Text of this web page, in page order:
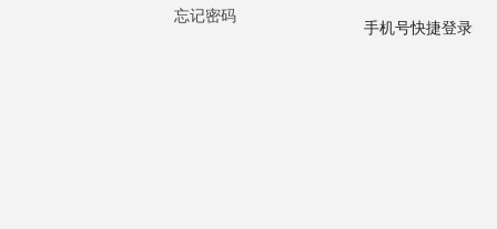
忘记密码
手机号快捷登录